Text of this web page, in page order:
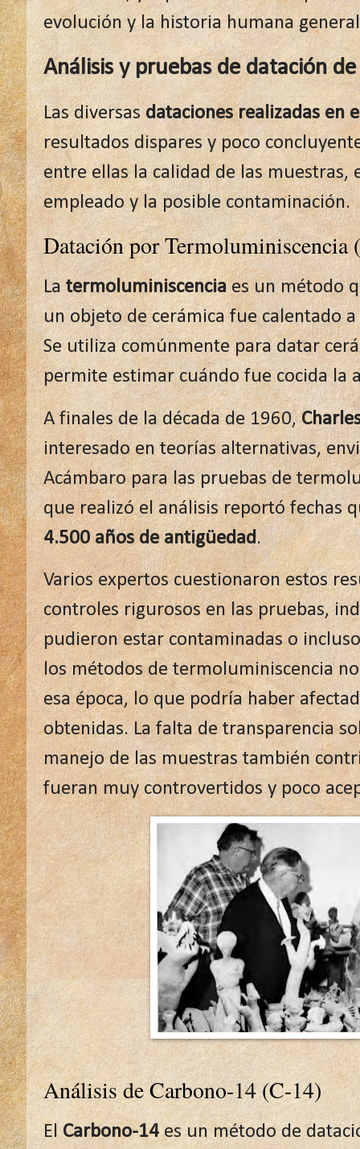
evolución y la historia humana
Análisis y pruebas de datación
Las diversas dataciones realizadas en
resultados dispares y poco
entre ellas la calidad de las muestras,
empleado y la posible contaminación.
Datación por Termoluminiscencia
La termoluminiscenciaes un método
un objeto de cerámica fue calentado
Se utiliza comúnmente para datar
permite estimar cuándo fue cocida la
A finales de la década de 1960,
interesado en teorías alternativas,
Acámbaro para las pruebas de
que realizó el análisis reportó fechas
4.500 años de antigüedad.
Varios expertos cuestionaron estos
controles rigurosos en las pruebas,
pudieron estar contaminadas o
los métodos de termoluminiscencia
esa época, lo que podría haber
obtenidas. La falta de transparencia
manejo de las muestras también
fueran muy controvertidos y poco
Análisis de Carbono-14 (C-14)
ElCarbono-14es un método de